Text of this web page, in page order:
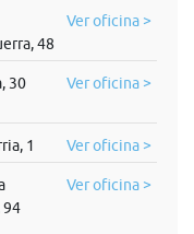
48
Ver oficina >
30 Ver oficina >
1 Ver oficina >
94
Ver oficina >